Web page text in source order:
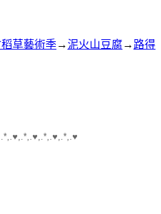
草藝術季→ 泥火山豆腐→ 路得